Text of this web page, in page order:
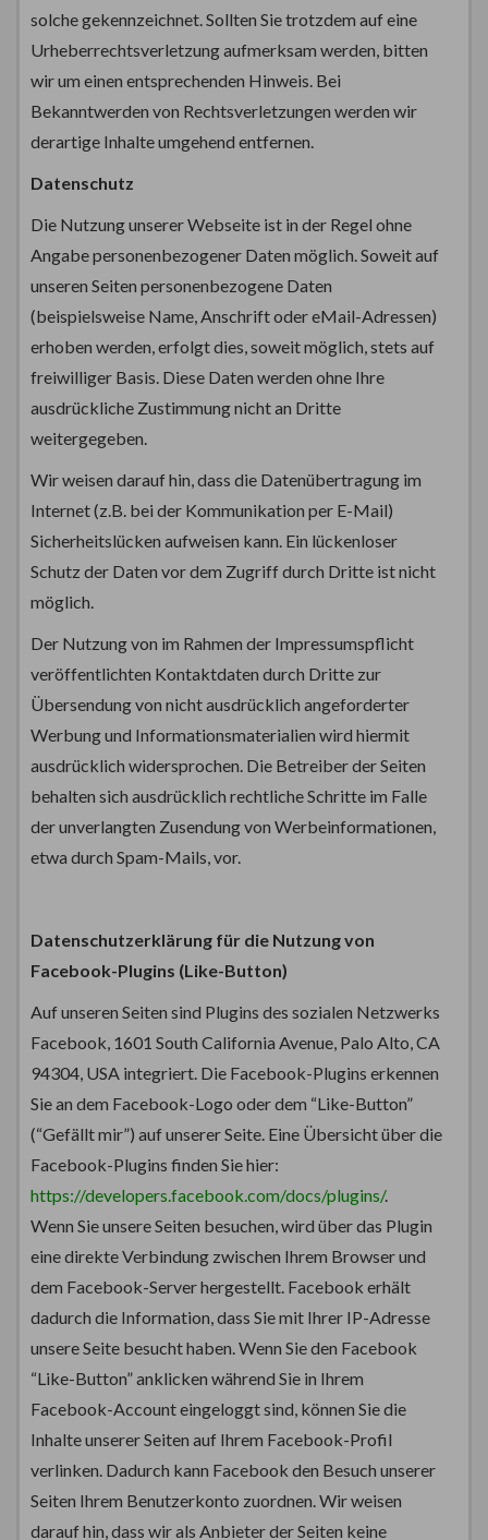
solche gekennzeichnet. Sollten Sie trotzdem auf eine
Urheberrechtsverletzung aufmerksam werden, bitten
wir um einen entsprechenden Hinweis. Bei
Bekanntwerden von Rechtsverletzungen werden wir
derartige Inhalte umgehend entfernen.
Datenschutz
Die Nutzung unserer Webseite ist in der Regel ohne
Angabe personenbezogener Daten möglich. Soweit auf
unseren Seiten personenbezogene Daten
(beispielsweise Name, Anschrift oder eMail-Adressen)
erhoben werden, erfolgt dies, soweit möglich, stets auf
freiwilliger Basis. Diese Daten werden ohne Ihre
ausdrückliche Zustimmung nicht an Dritte
weitergegeben.
Wir weisen darauf hin, dass die Datenübertragung im
Internet (z.B. bei der Kommunikation per E-Mail)
Sicherheitslücken aufweisen kann. Ein lückenloser
Schutz der Daten vor dem Zugriff durch Dritte ist nicht
möglich.
Der Nutzung von im Rahmen der Impressumspflicht
veröffentlichten Kontaktdaten durch Dritte zur
Übersendung von nicht ausdrücklich angeforderter
Werbung und Informationsmaterialien wird hiermit
ausdrücklich widersprochen. Die Betreiber der Seiten
behalten sich ausdrücklich rechtliche Schritte im Falle
der unverlangten Zusendung von Werbeinformationen,
etwa durch Spam-Mails, vor.
Datenschutzerklärung für die Nutzung von
Facebook-Plugins (Like-Button)
Auf unseren Seiten sind Plugins des sozialen Netzwerks
Facebook, 1601 South California Avenue, Palo Alto, CA
94304, USA integriert. Die Facebook-Plugins erkennen
Sie an dem Facebook-Logo oder dem “Like-Button”
(“Gefällt mir”) auf unserer Seite. Eine Übersicht über die
Facebook-Plugins finden Sie hier:
https://developers.facebook.com/docs/plugins/.
Wenn Sie unsere Seiten besuchen, wird über das Plugin
eine direkte Verbindung zwischen Ihrem Browser und
dem Facebook-Server hergestellt. Facebook erhält
dadurch die Information, dass Sie mit Ihrer IP-Adresse
unsere Seite besucht haben. Wenn Sie den Facebook
“Like-Button” anklicken während Sie in Ihrem
Facebook-Account eingeloggt sind, können Sie die
Inhalte unserer Seiten auf Ihrem Facebook-Profil
verlinken. Dadurch kann Facebook den Besuch unserer
Seiten Ihrem Benutzerkonto zuordnen. Wir weisen
darauf hin, dass wir als Anbieter der Seiten keine